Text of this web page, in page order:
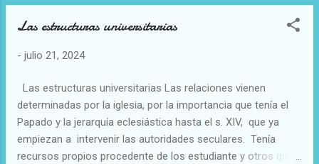
(alojamiento, asociacionismo) así como desde el punto de
estudiantes refleja la misma estratificación social que
está integrado fundamentalmente por población urbana. En
esta caracterización del estudiante medieval es importante
mencionar el factor movilidad, importante en ese momento
a causa de la fascinación que eje...
Las estructuras universitarias
- julio 21, 2024
Las estructuras universitarias Las relaciones vienen
determinadas por la iglesia, por la importancia que tenía el
Papado y la jerarquía eclesiástica hasta el s. XIV, que ya
empiezan a intervenir las autoridades seculares. Tenía
recursos propios procedente de los estudiante y otros que